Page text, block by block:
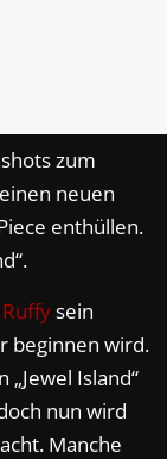
zum
neuen
enthüllen.
Ruffysein
beginnen wird.
Island“
nun wird
Manche